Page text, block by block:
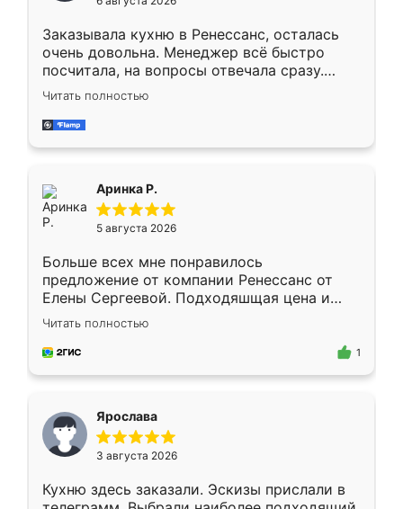
мебели буду заказывать только здесь.
Заказывала кухню в Ренессанс, осталась
очень довольна. Менеджер всё быстро
посчитала, на вопросы отвечала сразу.
Замерщик приехал в субботу, подошёл к
делу со всей ответственностью. Собрали
за день, ребята работали аккуратно, даже
Читать полностью
Аринка Р.
5 августа 2026
Больше всех мне понравилось
предложение от компании Ренессанс от
Елены Сергеевой. Подходяшщая цена и
короткие сроки изготовления. Приехавший
для замера сотрудник Владислав
предложил по моему эскизу самый
Читать полностью
1
Ярослава
3 августа 2026
Кухню здесь заказали. Эскизы прислали в